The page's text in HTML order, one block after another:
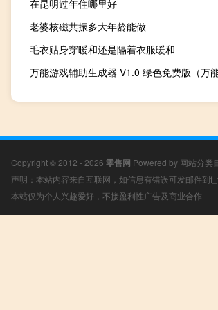
在昆明过年住哪里好
老婆核磁共振多大年龄能做
毛衣贴身穿暖和还是隔着衣服暖和
Copyright © 2012 - 2026 零售网 Powered by 网站分类
声明：本站内容来自互联网，如信息有错误可发邮件到
本站仅为个人兴趣爱好，不接盈利性广告及商业合作